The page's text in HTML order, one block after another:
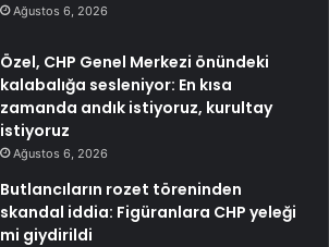
Ağustos 6, 2026
Özel, CHP Genel Merkezi önündeki
kalabalığa sesleniyor: En kısa
zamanda andık istiyoruz, kurultay
istiyoruz
Ağustos 6, 2026
Butlancıların rozet töreninden
skandal iddia: Figüranlara CHP yeleği
mi giydirildi